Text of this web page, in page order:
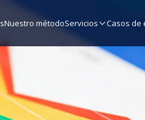
Nuestro métodoServicios Casos de